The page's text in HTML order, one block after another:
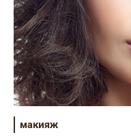
Хобби
Красота
Недвижимость
макияж